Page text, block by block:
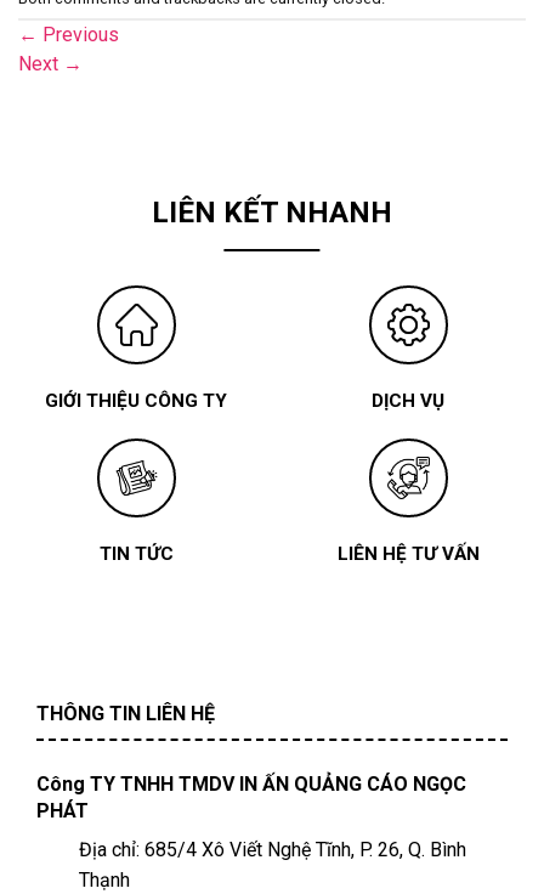
← Previous
Next →
LIÊN KẾT NHANH
GIỚI THIỆU CÔNG TY DỊCH VỤ
TIN TỨC LIÊN HỆ TƯ VẤN
THÔNG TIN LIÊN HỆ
Công TY TNHH TMDV IN ẤN QUẢNG CÁO NGỌC
PHÁT
Địa chỉ: 685/4 Xô Viết Nghệ Tĩnh, P. 26, Q. Bình
Thạnh